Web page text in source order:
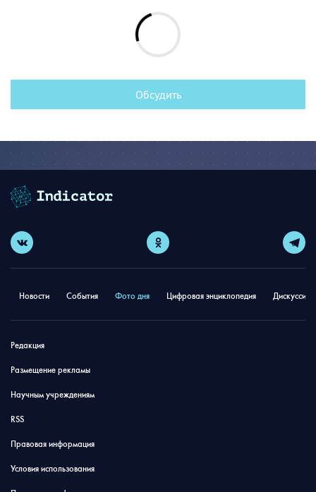
Обсудить
Новости События Фото дня Цифровая энциклопедия
Редакция
Размещение рекламы
Научным учреждениям
RSS
Правовая информация
Условия использования